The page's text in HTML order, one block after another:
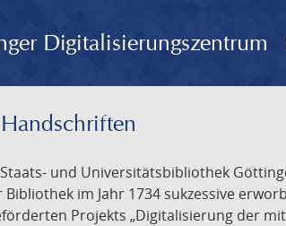
Digitalisierungszentrum
und Universitätsbibliothek
im Jahr 1734 sukzessive
Projekts „Digitalisierung der